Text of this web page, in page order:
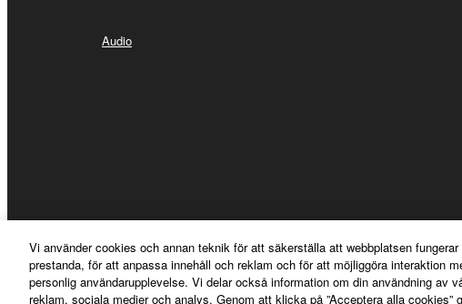
Audio
Sverige - English
Vi använder cookies och annan teknik för att säkerställa att webbplatsen
prestanda, för att anpassa innehåll och reklam och för att möjliggöra interaktion
personlig användarupplevelse. Vi delar också information om din användning av
reklam, sociala medier och analys. Genom att klicka på ”Acceptera alla cookies”